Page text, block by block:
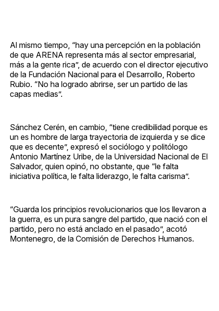
Al mismo tiempo, “hay una percepción en la población
de que ARENA representa más al sector empresarial,
más a la gente rica”, de acuerdo con el director ejecutivo
de la Fundación Nacional para el Desarrollo, Roberto
Rubio. “No ha logrado abrirse, ser un partido de las
capas medias”.
Sánchez Cerén, en cambio, “tiene credibilidad porque es
un es hombre de larga trayectoria de izquierda y se dice
que es decente”, expresó el sociólogo y politólogo
Antonio Martínez Uribe, de la Universidad Nacional de El
Salvador, quien opinó, no obstante, que “le falta
iniciativa política, le falta liderazgo, le falta carisma”.
“Guarda los principios revolucionarios que los llevaron a
la guerra, es un pura sangre del partido, que nació con el
partido, pero no está anclado en el pasado”, acotó
Montenegro, de la Comisión de Derechos Humanos.